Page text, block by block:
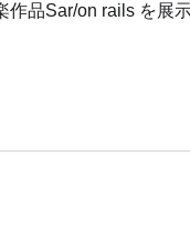
品Sar/on rails を展示